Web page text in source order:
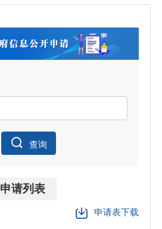
查询
申请列表
申请表下载